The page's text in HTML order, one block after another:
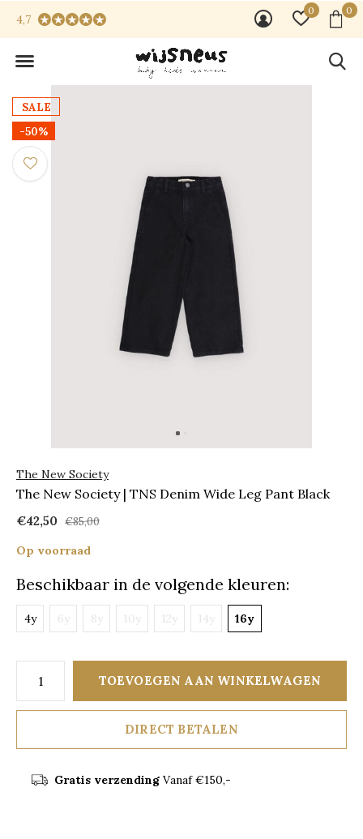
0 0
4,7
SALE
-50%
The New Society
The New Society | TNS Denim Wide Leg Pant Black
€42,50 €85,00
Op voorraad
Beschikbaar in de volgende kleuren:
4y 6y 8y 10y 12y 14y 16y
TOEVOEGEN AAN WINKELWAGEN
DIRECT BETALEN
Gratis verzendingVanaf €150,-